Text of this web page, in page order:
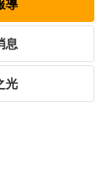
導
息
光